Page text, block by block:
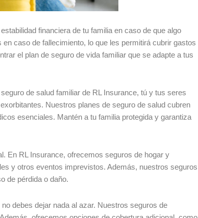
financiera de tu familia en caso de que algo
caso de fallecimiento, lo que les permitirá cubrir gastos
el plan de seguro de vida familiar que se adapte a tus
de salud familiar de RL Insurance, tú y tus seres
Nuestros planes de seguro de salud cubren
esenciales. Mantén a tu familia protegida y garantiza
En RL Insurance, ofrecemos seguros de hogar y
y otros eventos imprevistos. Además, nuestros seguros
de pérdida o daño.
debes dejar nada al azar. Nuestros seguros de